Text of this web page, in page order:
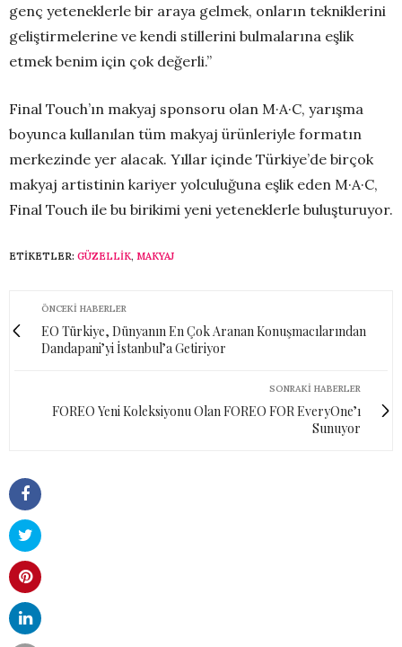
genç yeteneklerle bir araya gelmek, onların tekniklerini
geliştirmelerine ve kendi stillerini bulmalarına eşlik
etmek benim için çok değerli.”
Final Touch’ın makyaj sponsoru olan M·A·C, yarışma
boyunca kullanılan tüm makyaj ürünleriyle formatın
merkezinde yer alacak. Yıllar içinde Türkiye’de birçok
makyaj artistinin kariyer yolculuğuna eşlik eden M·A·C,
Final Touch ile bu birikimi yeni yeteneklerle buluşturuyor.
ETIKETLER: GÜZELLIK, MAKYAJ
ÖNCEKI HABERLER
EO Türkiye, Dünyanın En Çok Aranan Konuşmacılarından
Dandapani’yi İstanbul’a Getiriyor
SONRAKI HABERLER
FOREO Yeni Koleksiyonu Olan FOREO FOR EveryOne’ı
Sunuyor